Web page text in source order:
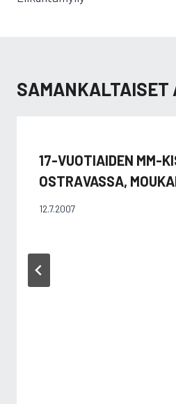
SAMANKALTAISET
17-VUOTIAIDEN MM-
OSTRAVASSA,
12.7.2007